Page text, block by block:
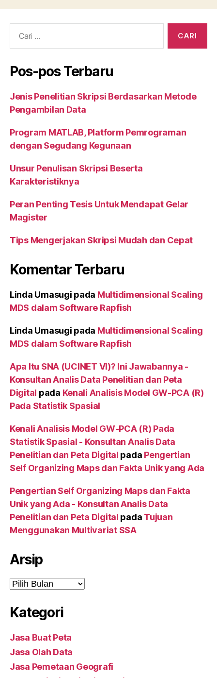
b
o
o
r
dI
n
A
p
Pos-pos Terbaru
Jenis Penelitian Skripsi Berdasarkan Metode
Pengambilan Data
Program MATLAB, Platform Pemrograman
dengan Segudang Kegunaan
Unsur Penulisan Skripsi Beserta
Karakteristiknya
Peran Penting Tesis Untuk Mendapat Gelar
Magister
Tips Mengerjakan Skripsi Mudah dan Cepat
Komentar Terbaru
Linda Umasugi pada Multidimensional Scaling
MDS dalam Software Rapfish
Linda Umasugi pada Multidimensional Scaling
MDS dalam Software Rapfish
Apa Itu SNA (UCINET VI)? Ini Jawabannya -
Konsultan Analis Data Penelitian dan Peta
Digital pada Kenali Analisis Model GW-PCA (R)
Pada Statistik Spasial
Kenali Analisis Model GW-PCA (R) Pada
Statistik Spasial - Konsultan Analis Data
Penelitian dan Peta Digital pada Pengertian
Self Organizing Maps dan Fakta Unik yang Ada
Pengertian Self Organizing Maps dan Fakta
Unik yang Ada - Konsultan Analis Data
Penelitian dan Peta Digital pada Tujuan
Menggunakan Multivariat SSA
Arsip
Arsip
Kategori
Jasa Buat Peta
Jasa Olah Data
Jasa Pemetaan Geografi